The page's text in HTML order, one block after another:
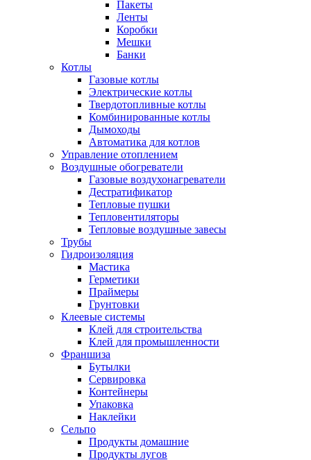
Пакеты
Ленты
Коробки
Мешки
Банки
Котлы
Газовые котлы
Электрические котлы
Твердотопливные котлы
Комбинированные котлы
Дымоходы
Автоматика для котлов
Управление отоплением
Воздушные обогреватели
Газовые воздухонагреватели
Дестратификатор
Тепловые пушки
Тепловентиляторы
Тепловые воздушные завесы
Трубы
Гидроизоляция
Мастика
Герметики
Праймеры
Грунтовки
Клеевые системы
Клей для строительства
Клей для промышленности
Франшиза
Бутылки
Сервировка
Контейнеры
Упаковка
Наклейки
Сельпо
Продукты домашние
Продукты лугов